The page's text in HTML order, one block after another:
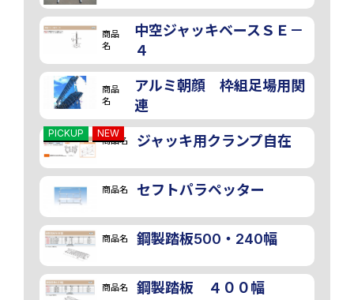
商品
名
中空ジャッキベースＳＥ－
４
商品
名
アルミ朝顔 枠組足場用関
連
PICKUP NEW
商品名 ジャッキ用クランプ自在
商品名 セフトパラペッター
商品名 鋼製踏板500・240幅
商品名 鋼製踏板 ４００幅